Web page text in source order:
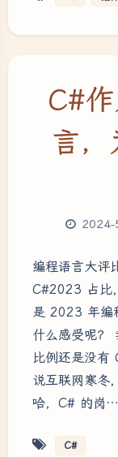
夜间模式
C#
言，
编程语言大评
C#2023 占比
是 2023 年编
什么感受呢？
比例还是没有
说互联网寒冬
哈，C# 的岗…
C#